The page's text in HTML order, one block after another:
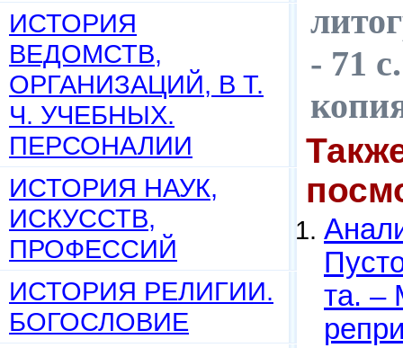
ИСТОРИЯ
ВЕДОМСТВ,
ОРГАНИЗАЦИЙ, В Т.
Ч. УЧЕБНЫХ.
ПЕРСОНАЛИИ
ИСТОРИЯ НАУК,
ИСКУССТВ,
ПРОФЕССИЙ
ИСТОРИЯ РЕЛИГИИ.
БОГОСЛОВИЕ
- 71
та. –